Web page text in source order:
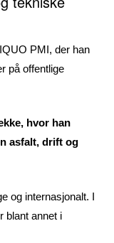
PMI, der han
på offentlige
hvor han
asfalt, drift og
og internasjonalt. I
blant annet i